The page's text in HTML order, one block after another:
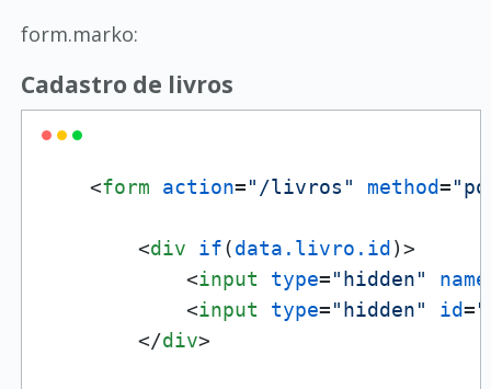
form.marko:
Cadastro de livros
<form action="/livros" method=
<div if(data.livro.id )>
<input type="hidden" name
<input type="hidden" id=
</div>